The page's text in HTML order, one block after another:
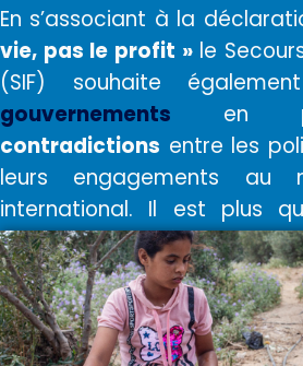
En s’associant à la
vie, pas le profit »le
(SIF) souhaite
gouvernements en
contradictions entre les
leurs engagements au
international. Il est plus
urgentderéguler
ressources en eau.